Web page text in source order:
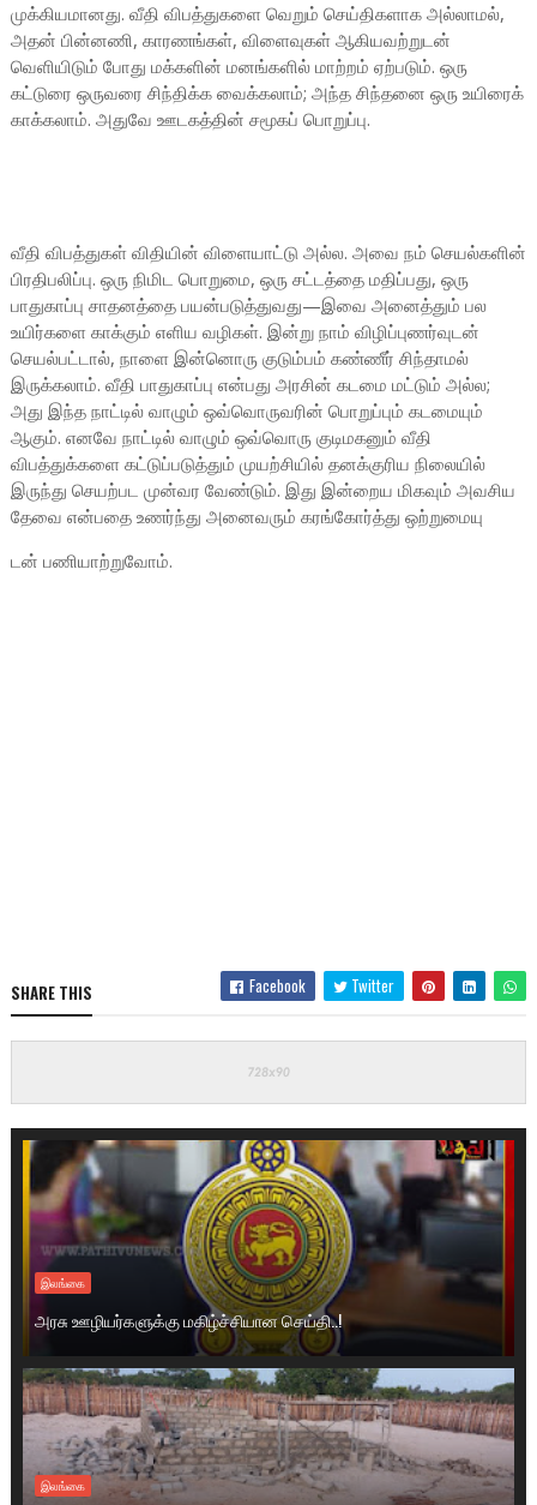
முக்கியமானது. வீதி விபத்துகளை வெறும் செய்திகளாக அல்லாமல்,
அதன் பின்னணி, காரணங்கள், விளைவுகள் ஆகியவற்றுடன்
வெளியிடும் போது மக்களின் மனங்களில் மாற்றம் ஏற்படும். ஒரு
கட்டுரை ஒருவரை சிந்திக்க வைக்கலாம்; அந்த சிந்தனை ஒரு உயிரைக்
காக்கலாம். அதுவே ஊடகத்தின் சமூகப் பொறுப்பு.
வீதி விபத்துகள் விதியின் விளையாட்டு அல்ல. அவை நம் செயல்களின்
பிரதிபலிப்பு. ஒரு நிமிட பொறுமை, ஒரு சட்டத்தை மதிப்பது, ஒரு
பாதுகாப்பு சாதனத்தை பயன்படுத்துவது—இவை அனைத்தும் பல
உயிர்களை காக்கும் எளிய வழிகள். இன்று நாம் விழிப்புணர்வுடன்
செயல்பட்டால், நாளை இன்னொரு குடும்பம் கண்ணீர் சிந்தாமல்
இருக்கலாம். வீதி பாதுகாப்பு என்பது அரசின் கடமை மட்டும் அல்ல;
அது இந்த நாட்டில் வாழும் ஒவ்வொருவரின் பொறுப்பும் கடமையும்
ஆகும். எனவே நாட்டில் வாழும் ஒவ்வொரு குடிமகனும் வீதி
விபத்துக்களை கட்டுப்படுத்தும் முயற்சியில் தனக்குரிய நிலையில்
இருந்து செயற்பட முன்வர வேண்டும். இது இன்றைய மிகவும் அவசிய
தேவை என்பதை உணர்ந்து அனைவரும் கரங்கோர்த்து ஒற்றுமையு
டன் பணியாற்றுவோம்.
SHARE THIS Facebook Twitter
இலங்கை
அரசு ஊழியர்களுக்கு மகிழ்ச்சியான செய்தி..!
இலங்கை